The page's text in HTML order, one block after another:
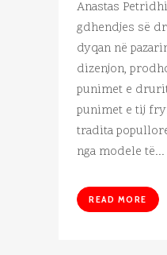
Anastas
gdhendjes së
dyqan në
dizenjon,
punimet e
punimet e tij
tradita
nga modele të...
READ MORE